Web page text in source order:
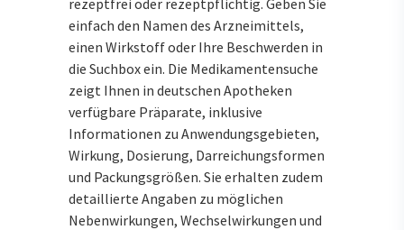
einfach den Namen des Arzneimittels,
einen Wirkstoff oder Ihre Beschwerden in
die Suchbox ein. Die Medikamentensuche
zeigt Ihnen in deutschen Apotheken
verfügbare Präparate, inklusive
Informationen zu Anwendungsgebieten,
Wirkung, Dosierung, Darreichungsformen
und Packungsgrößen. Sie erhalten zudem
detaillierte Angaben zu möglichen
Nebenwirkungen, Wechselwirkungen und